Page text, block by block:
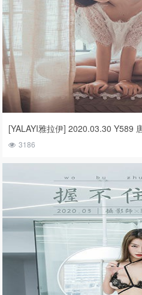
[YALAYI雅拉伊] 2020.03.30 Y589
3186